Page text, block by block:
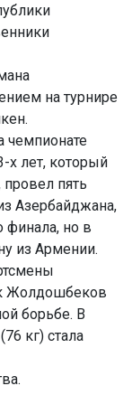
на турнире
х лет, который
пять
Азербайджана,
финала, но в
из Армении.
Жолдошбеков
борьбе. В
кг) стала